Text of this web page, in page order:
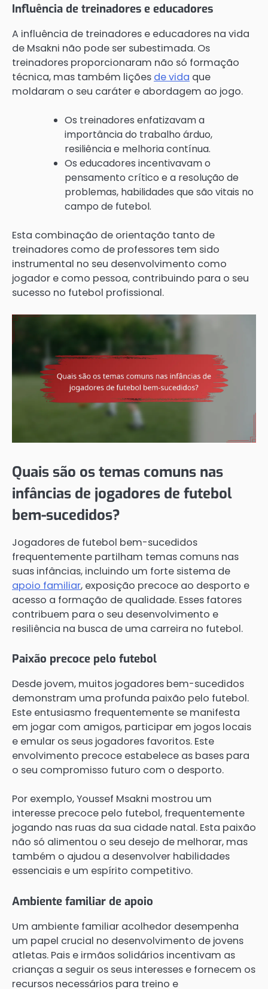
Influência de treinadores e educadores
A influência de treinadores e educadores na vida
de Msakni não pode ser subestimada. Os
treinadores proporcionaram não só formação
técnica, mas também lições de vida que
moldaram o seu caráter e abordagem ao jogo.
Os treinadores enfatizavam a
importância do trabalho árduo,
resiliência e melhoria contínua.
Os educadores incentivavam o
pensamento crítico e a resolução de
problemas, habilidades que são vitais no
campo de futebol.
Esta combinação de orientação tanto de
treinadores como de professores tem sido
instrumental no seu desenvolvimento como
jogador e como pessoa, contribuindo para o seu
sucesso no futebol profissional.
Quais são os temas comuns nas
infâncias de jogadores de futebol
bem-sucedidos?
Jogadores de futebol bem-sucedidos
frequentemente partilham temas comuns nas
suas infâncias, incluindo um forte sistema de
apoio familiar, exposição precoce ao desporto e
acesso a formação de qualidade. Esses fatores
contribuem para o seu desenvolvimento e
resiliência na busca de uma carreira no futebol.
Paixão precoce pelo futebol
Desde jovem, muitos jogadores bem-sucedidos
demonstram uma profunda paixão pelo futebol.
Este entusiasmo frequentemente se manifesta
em jogar com amigos, participar em jogos locais
e emular os seus jogadores favoritos. Este
envolvimento precoce estabelece as bases para
o seu compromisso futuro com o desporto.
Por exemplo, Youssef Msakni mostrou um
interesse precoce pelo futebol, frequentemente
jogando nas ruas da sua cidade natal. Esta paixão
não só alimentou o seu desejo de melhorar, mas
também o ajudou a desenvolver habilidades
essenciais e um espírito competitivo.
Ambiente familiar de apoio
Um ambiente familiar acolhedor desempenha
um papel crucial no desenvolvimento de jovens
atletas. Pais e irmãos solidários incentivam as
crianças a seguir os seus interesses e fornecem os
recursos necessários para treino e